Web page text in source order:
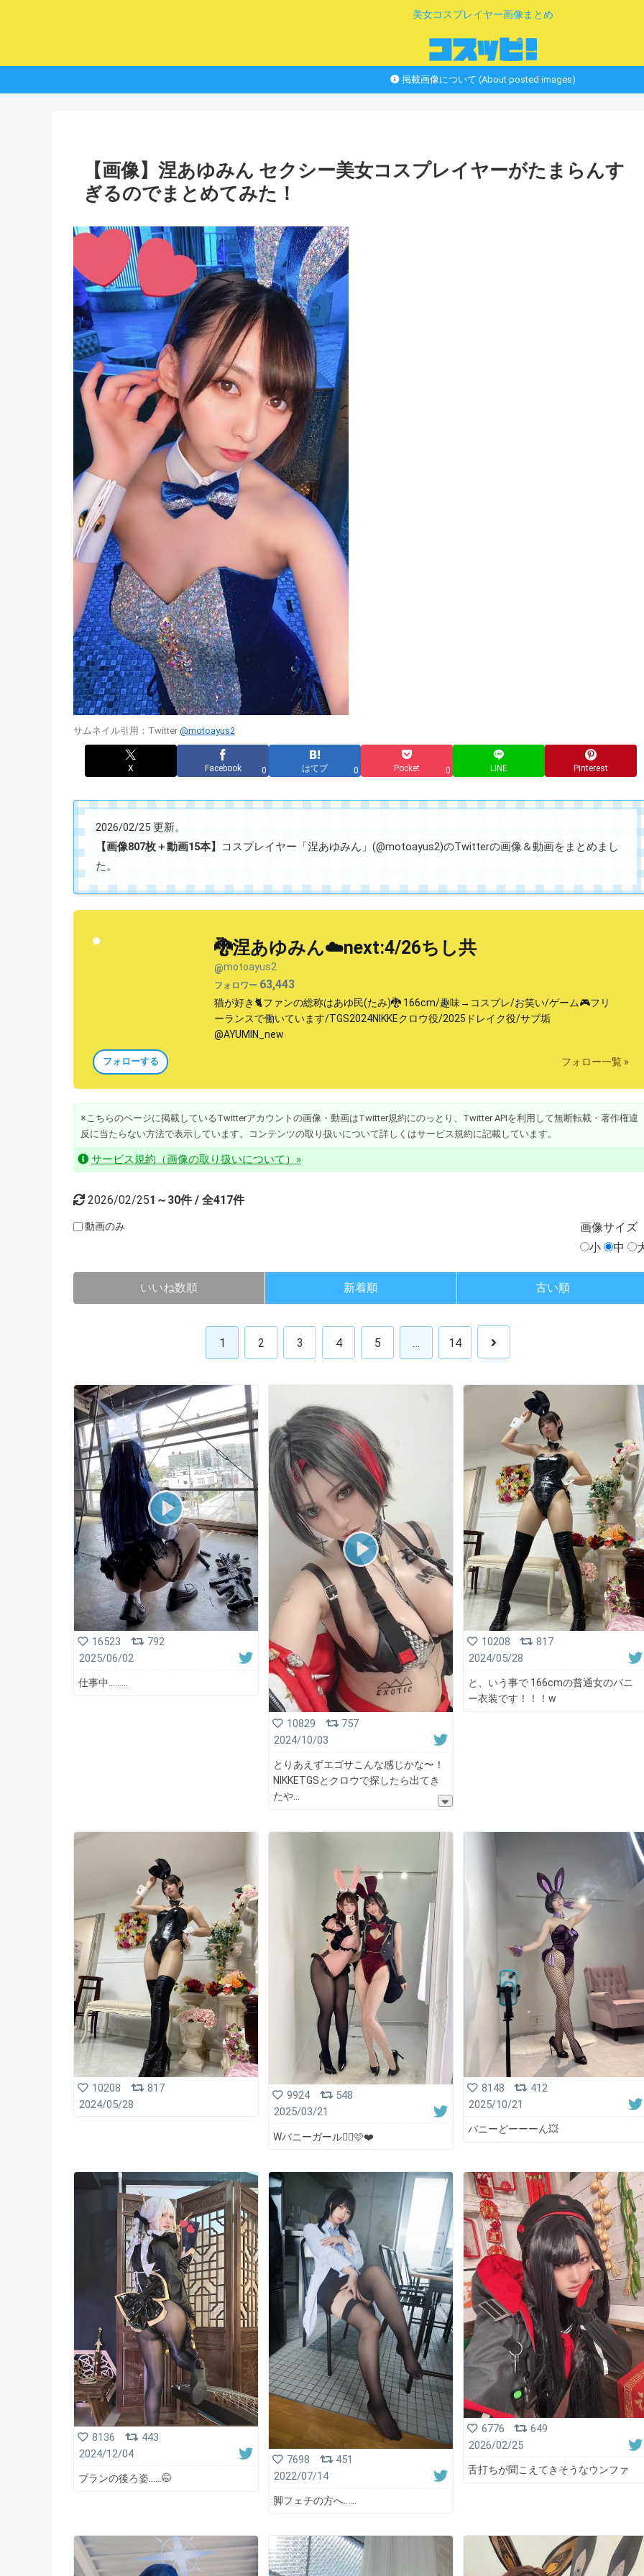
美女コスプレイヤー画像まとめ
掲載画像について (About posted images)
【画像】涅あゆみん セクシー美女コスプレイヤーがたまらんす
ぎるのでまとめてみた！
サムネイル引用：Twitter @motoayus2
X Facebook 0 はてブ 0 Pocket 0 LINE Pinterest
2026/02/25 更新。
【画像807枚＋動画15本】
コスプレイヤー「涅あゆみん」(@motoayus2)のTwitterの画像＆動画をまとめまし
た。
🐉涅あゆみん☁️next:4/26ちし共
@motoayus2
フォロワー 63,443
猫が好き🐈ファンの総称はあゆ民(たみ)🐉 166cm/趣味→コスプレ/お笑い/ゲーム🎮フリ
ーランスで働いています/TGS2024NIKKEクロウ役/2025ドレイク役/サブ垢
@AYUMIN_new
フォローする フォロー一覧 »
※こちらのページに掲載しているTwitterアカウントの画像・動画はTwitter規約にのっとり、Twitter APIを利用して無断転載・著作権違
反に当たらない方法で表示しています。コンテンツの取り扱いについて詳しくはサービス規約に記載しています。
サービス規約（画像の取り扱いについて）»
2026/02/251～30件 / 全417件
動画のみ 画像サイズ
小
中
いいね数順 新着順 古い順
1 2 3 4 5 … 14
16523
792
2025/06/02
仕事中………
10829
757
2024/10/03
とりあえずエゴサこんな感じかな〜！
NIKKETGSとクロウで探したら出てき
たや
10208
817
2024/05/28
と、いう事で 166cmの普通女のバニ
ー衣装です！！！w
10208
817
2024/05/28
9924
548
2025/03/21
Wバニーガール👯‍♀️🩷❤️
8148
412
2025/10/21
バニーどーーーん💥
8136
443
2024/12/04
ブランの後ろ姿……🤭
7698
451
2022/07/14
脚フェチの方へ……
6776
649
2026/02/25
舌打ちが聞こえてきそうなウンファ